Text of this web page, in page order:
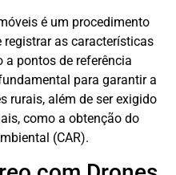
é um procedimento
as características
a pontos de referência
para garantir a
rurais, além de ser exigido
como a obtenção do
(CAR).